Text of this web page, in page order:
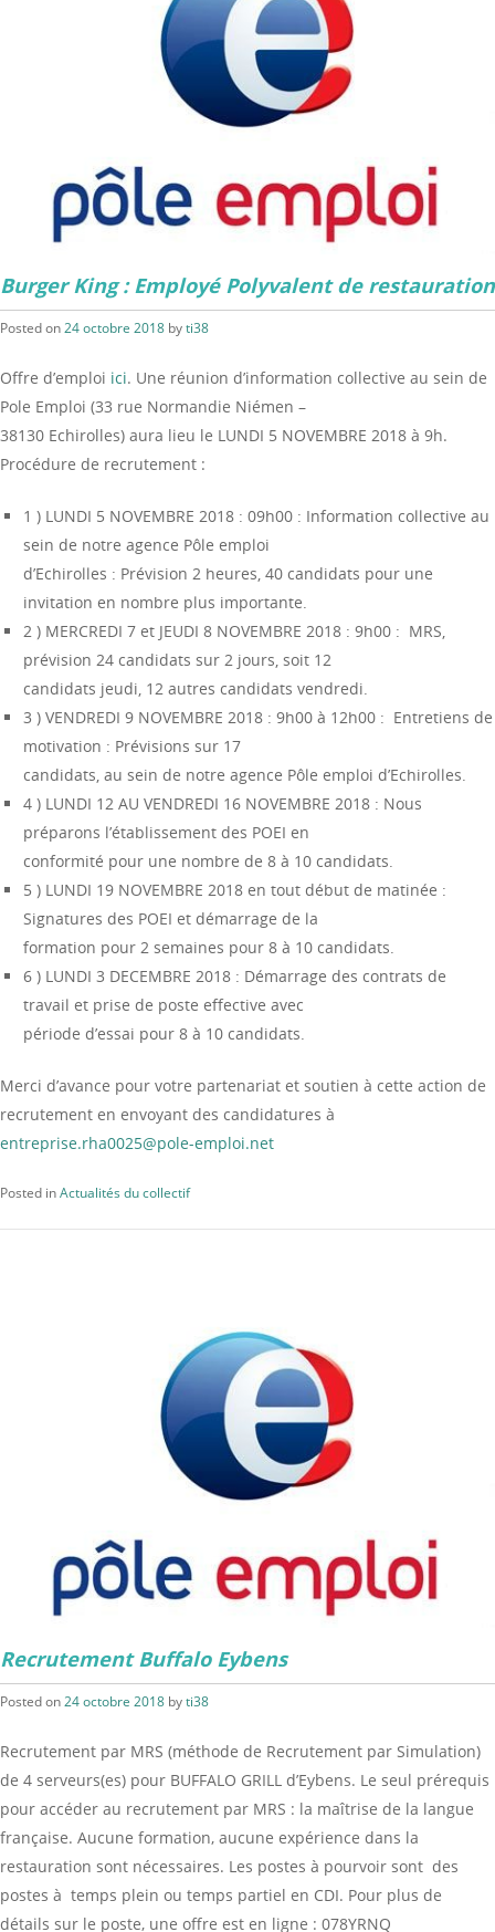
Burger King : Employé Polyvalent de restauration
Posted on24 octobre 2018 byti38
Offre d’emploi ici. Une réunion d’information collective au sein de
Pole Emploi (33 rue Normandie Niémen –
38130 Echirolles) aura lieu le LUNDI 5 NOVEMBRE 2018 à 9h.
Procédure de recrutement :
1 ) LUNDI 5 NOVEMBRE 2018 : 09h00 : Information collective au
sein de notre agence Pôle emploi
d’Echirolles : Prévision 2 heures, 40 candidats pour une
invitation en nombre plus importante.
2 ) MERCREDI 7 et JEUDI 8 NOVEMBRE 2018 : 9h00 : MRS,
prévision 24 candidats sur 2 jours, soit 12
candidats jeudi, 12 autres candidats vendredi.
3 ) VENDREDI 9 NOVEMBRE 2018 : 9h00 à 12h00 : Entretiens de
motivation : Prévisions sur 17
candidats, au sein de notre agence Pôle emploi d’Echirolles.
4 ) LUNDI 12 AU VENDREDI 16 NOVEMBRE 2018 : Nous
préparons l’établissement des POEI en
conformité pour une nombre de 8 à 10 candidats.
5 ) LUNDI 19 NOVEMBRE 2018 en tout début de matinée :
Signatures des POEI et démarrage de la
formation pour 2 semaines pour 8 à 10 candidats.
6 ) LUNDI 3 DECEMBRE 2018 : Démarrage des contrats de
travail et prise de poste effective avec
période d’essai pour 8 à 10 candidats.
Merci d’avance pour votre partenariat et soutien à cette action de
recrutement en envoyant des candidatures à
entreprise.rha0025@pole-emploi.net
Posted inActualités du collectif
Recrutement Buffalo Eybens
Posted on24 octobre 2018 byti38
Recrutement par MRS (méthode de Recrutement par Simulation)
de 4 serveurs(es) pour BUFFALO GRILL d’Eybens. Le seul prérequis
pour accéder au recrutement par MRS : la maîtrise de la langue
française. Aucune formation, aucune expérience dans la
restauration sont nécessaires. Les postes à pourvoir sont des
postes à temps plein ou temps partiel en CDI. Pour plus de
détails sur le poste, une offre est en ligne : 078YRNQ